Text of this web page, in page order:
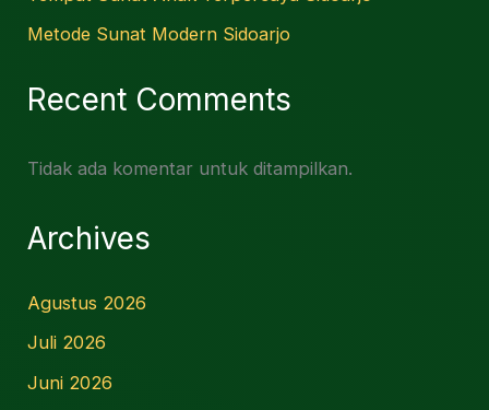
Metode Sunat Modern Sidoarjo
Recent Comments
Tidak ada komentar untuk ditampilkan.
Archives
Agustus 2026
Juli 2026
Juni 2026